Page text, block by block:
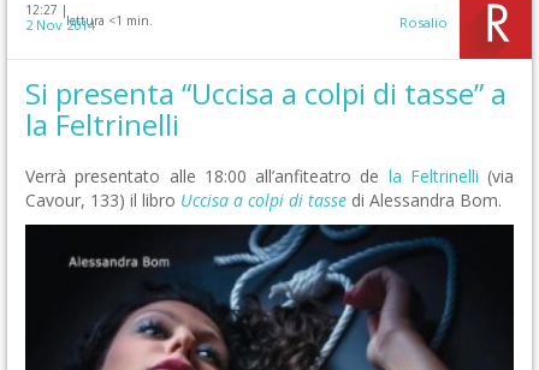
12:27 |
lettura <1 min.
2 Nov 2014 Rosalio
Si presenta “Uccisa a colpi di tasse” a
la Feltrinelli
Verrà presentato alle 18:00 all’anfiteatro de la Feltrinelli (via
Cavour, 133) il libro Uccisa a colpi di tasse di Alessandra Bom.